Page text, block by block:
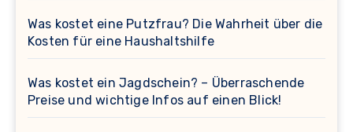
Was kostet eine Putzfrau? Die Wahrheit über die
Kosten für eine Haushaltshilfe
Was kostet ein Jagdschein? – Überraschende
Preise und wichtige Infos auf einen Blick!